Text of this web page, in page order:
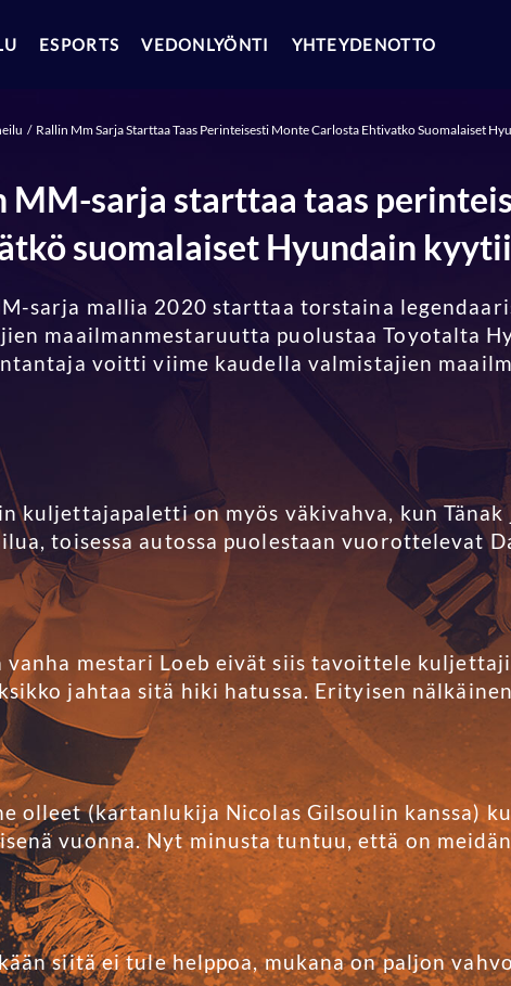
ESPORTS VEDONLYÖNTI YHTEYDENOTTO
Rallin Mm Sarja Starttaa Taas Perinteisesti Monte Carlosta Ehtivatko Suomalaiset
MM-sarja starttaa taas
suomalaiset Hyundain
sarja mallia 2020 starttaa torstaina
maailmanmestaruutta puolustaa Toyotalta
voitti viime kaudella valmistajien
kuljettajapaletti on myös väkivahva, kun
toisessa autossa puolestaan vuorottelevat
vanha mestari Loeb eivät siis tavoittele
jahtaa sitä hiki hatussa. Erityisen
olleet (kartanlukija Nicolas Gilsoulin kanssa)
vuonna. Nyt minusta tuntuu, että on
siitä ei tule helppoa, mukana on paljon